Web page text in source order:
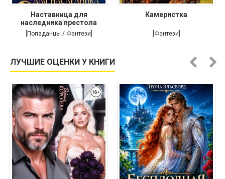
Наставница для
наследника престола
[Попаданцы / Фэнтези]
Камеристка
[Фэнтези]
ЛУЧШИЕ ОЦЕНКИ У КНИГИ